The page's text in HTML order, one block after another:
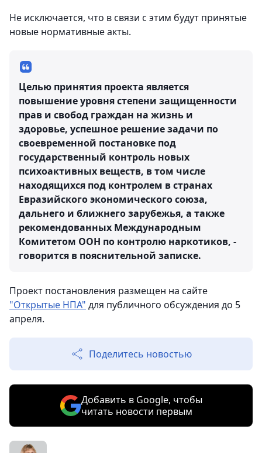
Не исключается, что в связи с этим будут принятые
новые нормативные акты.
Целью принятия проекта является
повышение уровня степени защищенности
прав и свобод граждан на жизнь и
здоровье, успешное решение задачи по
своевременной постановке под
государственный контроль новых
психоактивных веществ, в том числе
находящихся под контролем в странах
Евразийского экономического союза,
дальнего и ближнего зарубежья, а также
рекомендованных Международным
Комитетом ООН по контролю наркотиков, -
говорится в пояснительной записке.
Проект постановления размещен на сайте
"Открытые НПА" для публичного обсуждения до 5
апреля.
Поделитесь новостью
Добавить в Google, чтобы
читать новости первым